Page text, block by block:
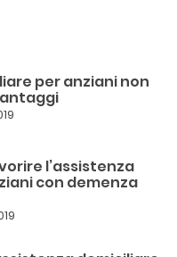
per anziani non
l’assistenza
con demenza